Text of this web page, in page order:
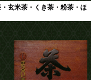
玄米茶・くき茶・粉茶・ほ